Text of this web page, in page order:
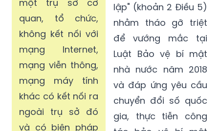
một trụ sở cơ
quan, tổ chức,
không kết nối với
mạng Internet,
mạng viễn thông,
mạng máy tính
khác có kết nối ra
ngoài trụ sở đó
và có biện pháp
lập" (khoản 2 Điều 5)
nhằm tháo gỡ triệt
để vướng mắc tại
Luật Bảo vệ bí mật
nhà nước năm 2018
và đáp ứng yêu cầu
chuyển đổi số quốc
gia, thực tiễn công